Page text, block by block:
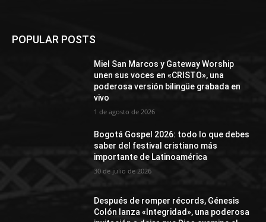
POPULAR POSTS
Miel San Marcos y Gateway Worship
unen sus voces en «CRISTO», una
poderosa versión bilingüe grabada en
vivo
1 de agosto de 2026
Bogotá Gospel 2026: todo lo que debes
saber del festival cristiano más
importante de Latinoamérica
30 de julio de 2026
Después de romper récords, Génesis
Colón lanza «Integridad», una poderosa